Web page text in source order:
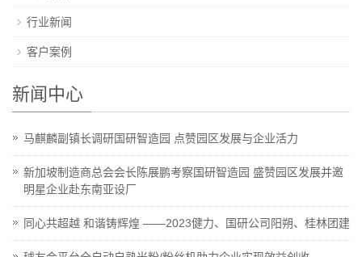
行业新闻
客户案例
新闻中心
马麒麟副镇长调研国研智造园 点赞园区发展与企业活力
新加坡制造商总会会长陈展鹏考察国研智造园 盛赞园区发展并邀
明星企业赴东南亚设厂
同心共超越 和谐铸辉煌 ——2023健力、国研公司阳朔、桂林团建